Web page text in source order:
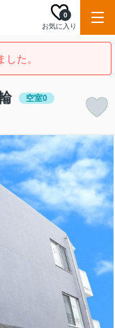
お気に入り
0
た。
空室0